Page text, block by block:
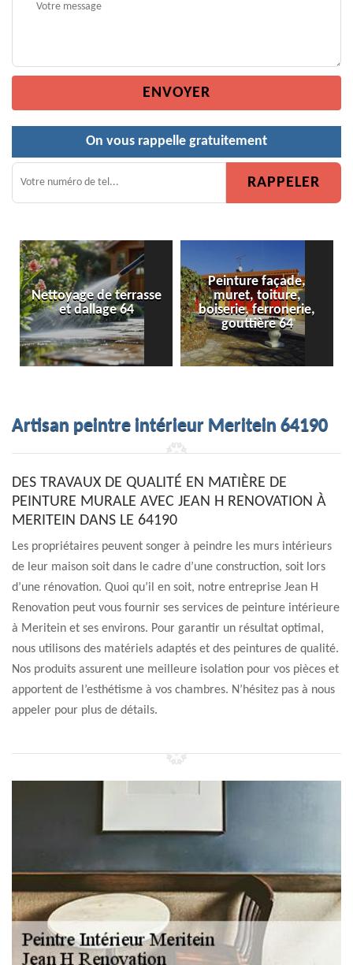
On vous rappelle gratuitement
de terrasse
64
Peinture façade,
muret, toiture,
boiserie, ferronerie,
gouttière 64
Peinture de
Artisan peintre intérieur Meritein 64190
DES TRAVAUX DE QUALITÉ EN MATIÈRE DE
PEINTURE MURALE AVEC JEAN H RENOVATION À
MERITEIN DANS LE 64190
Les propriétaires peuvent songer à peindre les murs intérieurs
de leur maison soit dans le cadre d’une construction, soit lors
d’une rénovation. Quoi qu’il en soit, notre entreprise Jean H
Renovation peut vous fournir ses services de peinture intérieure
à Meritein et ses environs. Pour garantir un résultat optimal,
nous utilisons des matériels adaptés et des peintures de qualité.
Nos produits assurent une meilleure isolation pour vos pièces et
apportent de l’esthétisme à vos chambres. N’hésitez pas à nous
appeler pour plus de détails.